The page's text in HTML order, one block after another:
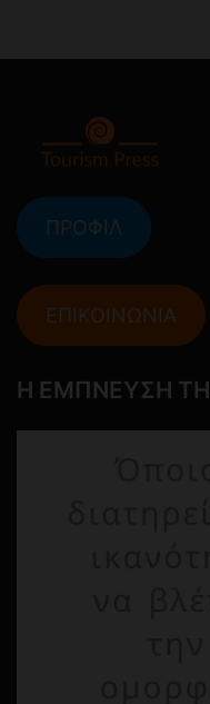
ΠΡΟΦΙΛ
ΕΠΙΚΟΙΝΩΝΙΑ
Η ΕΜΠΝΕΥΣΗ